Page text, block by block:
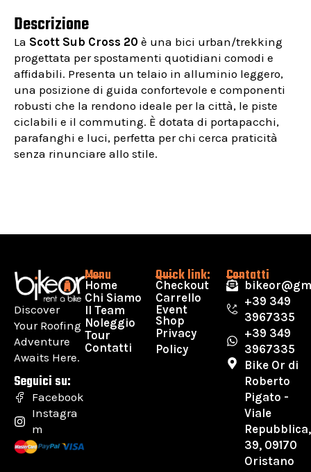
La Scott Sub Cross 20 è una bici urban/trekking
progettata per spostamenti quotidiani comodi e
affidabili. Presenta un telaio in alluminio leggero,
una posizione di guida confortevole e componenti
robusti che la rendono ideale per la città, le piste
ciclabili e il commuting. È dotata di portapacchi,
parafanghi e luci, perfetta per chi cerca praticità
senza rinunciare allo stile.
Descrizione
Discover
Your Roofing
Adventure
Awaits Here.
Seguici su:
Facebook
Instagra
m
Menu
Home
Chi Siamo
Il Team
Noleggio
Tour
Contatti
Quick link:
Checkout
Carrello
Event
Shop
Privacy
Policy
Contatti
+39 349
3967335
+39 349
3967335
Bike Or di
Roberto
Pigato -
Viale
Repubblica,
39, 09170
Oristano